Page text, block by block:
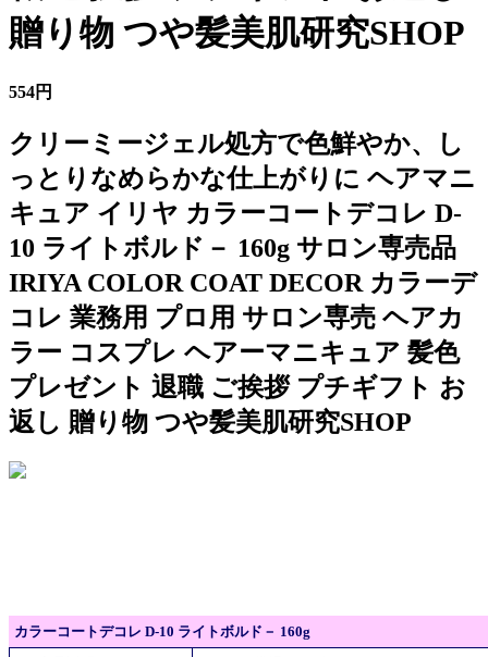
贈り物 つや髪美肌研究SHOP
554円
クリーミージェル処方で色鮮やか、し
っとりなめらかな仕上がりに ヘアマニ
キュア イリヤ カラーコートデコレ D-
10 ライトボルド－ 160g サロン専売品
IRIYA COLOR COAT DECOR カラーデ
コレ 業務用 プロ用 サロン専売 ヘアカ
ラー コスプレ ヘアーマニキュア 髪色
プレゼント 退職 ご挨拶 プチギフト お
返し 贈り物 つや髪美肌研究SHOP
カラーコートデコレ D-10 ライトボルド－ 160g